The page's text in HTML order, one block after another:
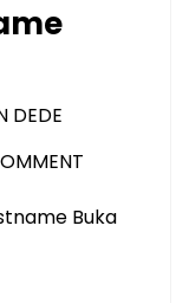
DEDE
Buka